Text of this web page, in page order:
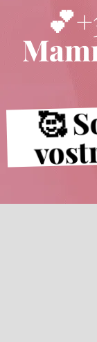
🥰